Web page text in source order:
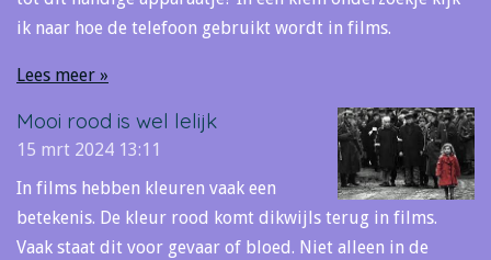
ik naar hoe de telefoon gebruikt wordt in films.
Lees meer »
Mooi rood is wel lelijk
15 mrt 2024 13:11
In films hebben kleuren vaak een
betekenis. De kleur rood komt dikwijls terug in films.
Vaak staat dit voor gevaar of bloed. Niet alleen in de